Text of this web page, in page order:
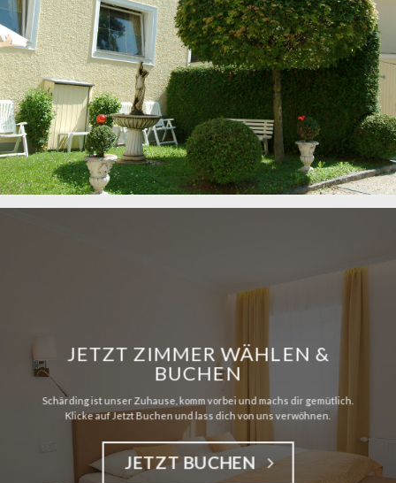
JETZT ZIMMER WÄHLEN &
BUCHEN
Schärding ist unser Zuhause, komm vorbei und machs dir gemütlich.
Klicke auf Jetzt Buchen und lass dich von uns verwöhnen.
JETZT BUCHEN